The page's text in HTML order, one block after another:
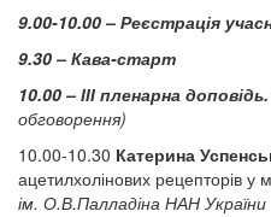
9.00-10.00 – Реєстрація
9.30 – Кава-старт
10.00 – ІІІ пленарна доповідь.
обговорення)
10.00-10.30 Катерина
ацетилхолінових рецепторів у
ім. О.В.Палладіна НАН України